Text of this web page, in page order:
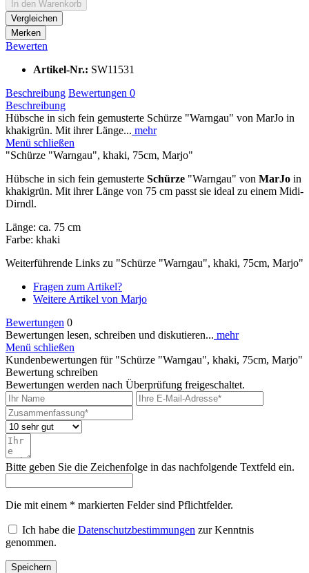
In den Warenkorb
Vergleichen
Merken
Bewerten
Artikel-Nr.: SW11531
Beschreibung Bewertungen 0
Beschreibung
Hübsche in sich fein gemusterte Schürze "Warngau" von MarJo in
khakigrün. Mit ihrer Länge... mehr
Menü schließen
"Schürze "Warngau", khaki, 75cm, Marjo"
Hübsche in sich fein gemusterte Schürze "Warngau" von MarJo in
khakigrün. Mit ihrer Länge von 75 cm passt sie ideal zu einem Midi-
Dirndl.
Länge: ca. 75 cm
Farbe: khaki
Weiterführende Links zu "Schürze "Warngau", khaki, 75cm, Marjo"
Fragen zum Artikel?
Weitere Artikel von Marjo
Bewertungen 0
Bewertungen lesen, schreiben und diskutieren... mehr
Menü schließen
Kundenbewertungen für "Schürze "Warngau", khaki, 75cm, Marjo"
Bewertung schreiben
Bewertungen werden nach Überprüfung freigeschaltet.
Bitte geben Sie die Zeichenfolge in das nachfolgende Textfeld ein.
Die mit einem * markierten Felder sind Pflichtfelder.
Ich habe die Datenschutzbestimmungen zur Kenntnis
genommen.
Speichern